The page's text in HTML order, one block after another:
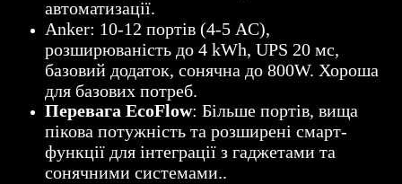
автоматизації.
Anker: 10-12 портів (4-5 AC),
розширюваність до 4 kWh, UPS 20 мс,
базовий додаток, сонячна до 800W. Хороша
для базових потреб.
Перевага EcoFlow: Більше портів, вища
пікова потужність та розширені смарт-
функції для інтеграції з гаджетами та
сонячними системами..